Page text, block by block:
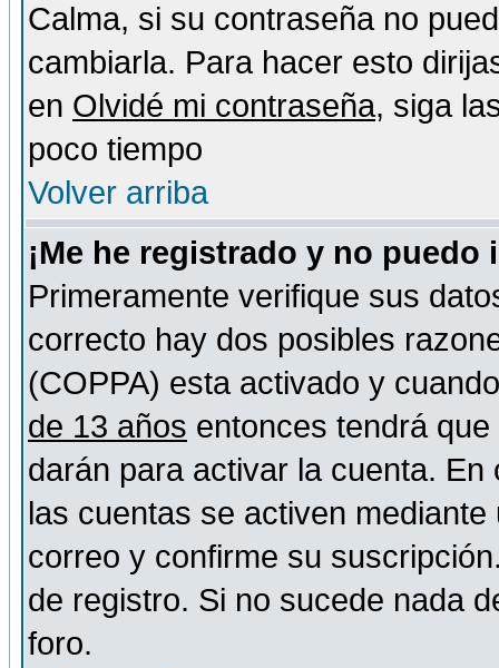
Calma, si su contraseña no
cambiarla. Para hacer esto
en Olvidé mi contraseña, siga
poco tiempo
Volver arriba
¡Me he registrado y no puedo
Primeramente verifique sus
correcto hay dos posibles
(COPPA) esta activado y
de 13 años entonces tendrá
darán para activar la cuenta.
las cuentas se activen
correo y confirme su
de registro. Si no sucede nada
foro.